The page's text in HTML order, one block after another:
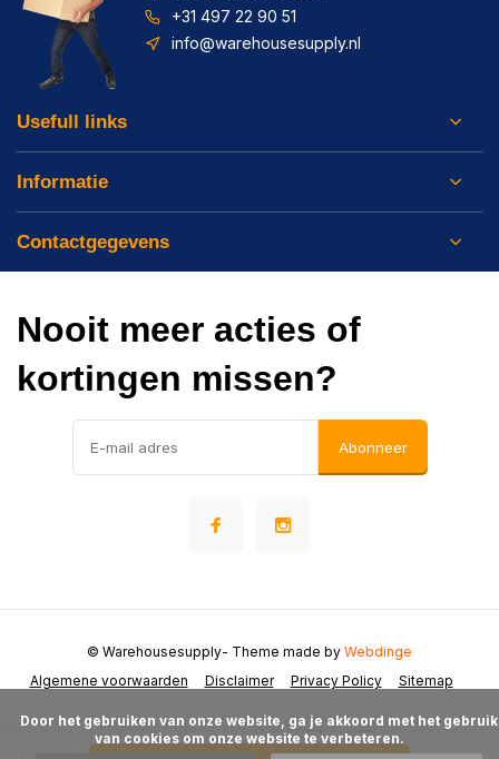
+31 497 22 90 51
info@warehousesupply.nl
Usefull links
Informatie
Contactgegevens
Nooit meer acties of
kortingen missen?
Abonneer
Algemene voorwaarden Disclaimer Privacy Policy Sitemap
© Warehousesupply- Theme made by Webdinge
van cookies om onze website te verbeteren.